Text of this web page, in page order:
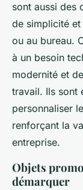
sont aussi des
de simplicité
ou au bureau.
à un besoin
modernité et
travail. Ils sont
personnaliser
renforçant la
entreprise.
Objets
démarquer